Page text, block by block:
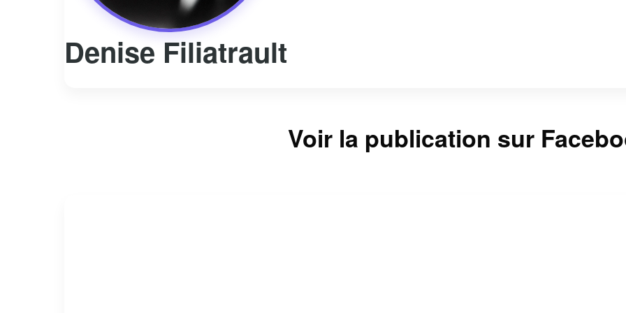
Denise Filiatrault
Voir la publication sur